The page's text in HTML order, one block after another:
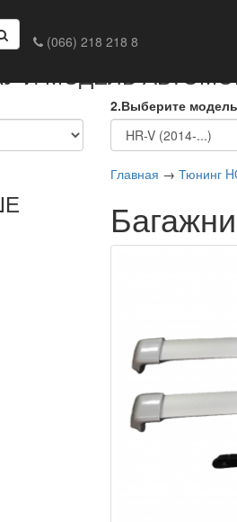
(066) 218 218 8
Обмен и возврат
И МОДЕЛЬ
2.Выберите модель
Главная → Тюнинг